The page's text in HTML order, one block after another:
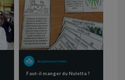
SÉQUENCE D'ACTIVITÉS
Faut-il manger du Nuletta ?